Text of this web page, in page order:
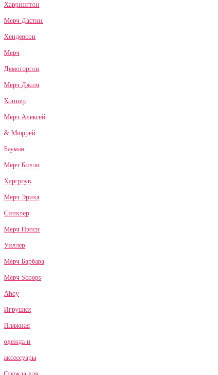
Харрингтон
Мерч Дастин
Хендерсон
Мерч
Демогоргон
Мерч Джим
Хоппер
Мерч Алексей
& Мюррей
Бауман
Мерч Билли
Харгроув
Мерч Эрика
Синклер
Мерч Нэнси
Уиллер
Мерч Барбара
Мерч Scoops
Ahoy
Игрушки
Пляжная
одежда и
аксессуары